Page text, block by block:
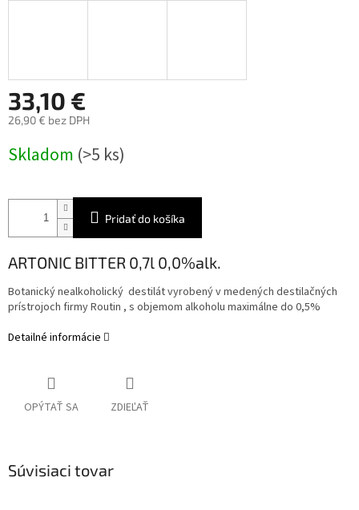
33,10 €
26,90 € bez DPH
cena:
Skladom (>5 ks)
Pridať do košíka
ARTONIC BITTER 0,7l 0,0%alk.
Botanický nealkoholický destilát vyrobený v medených destilačných
prístrojoch firmy Routin , s objemom alkoholu maximálne do 0,5%
Detailné informácie
OPÝTAŤ SA ZDIEĽAŤ
Súvisiaci tovar